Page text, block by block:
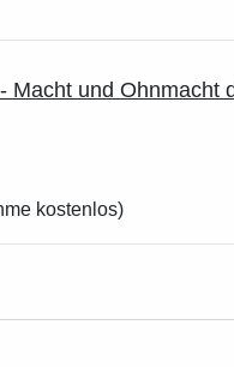
Macht und Ohnmacht
kostenlos)